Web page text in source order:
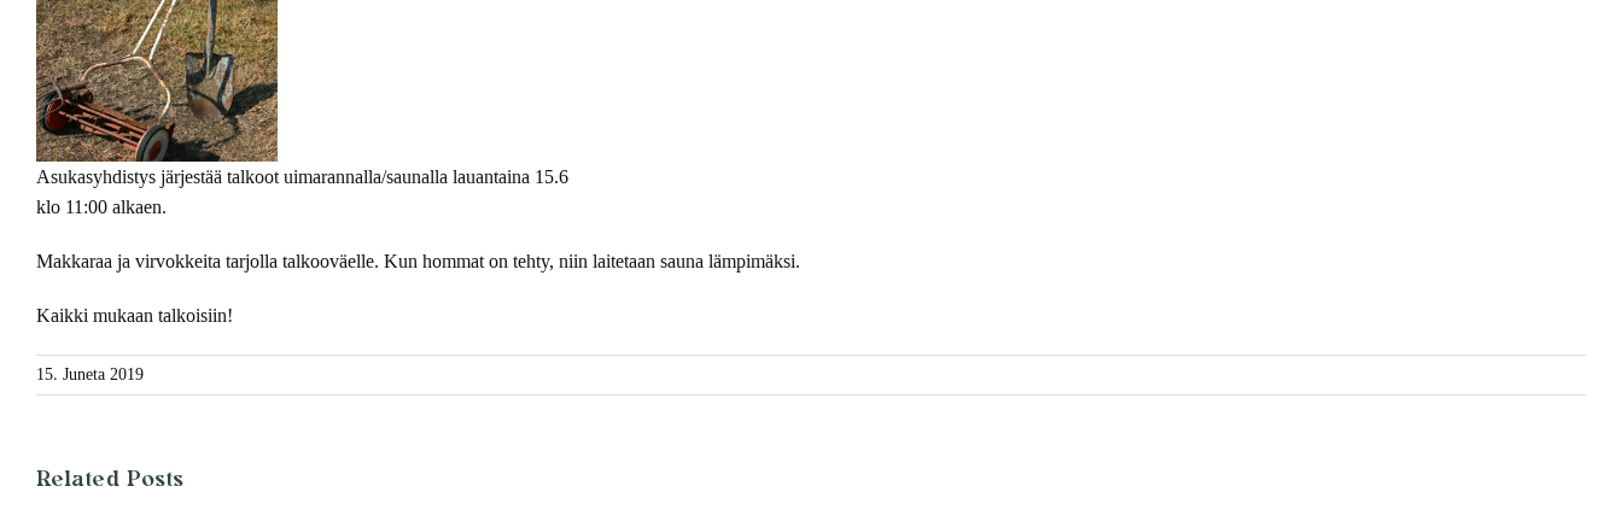
Asukasyhdistys järjestää talkoot uimarannalla/saunalla lauantaina 15.6
klo 11:00 alkaen.
Makkaraa ja virvokkeita tarjolla talkooväelle. Kun hommat on tehty, niin laitetaan sauna lämpimäksi.
Kaikki mukaan talkoisiin!
15. Juneta 2019
Related Posts